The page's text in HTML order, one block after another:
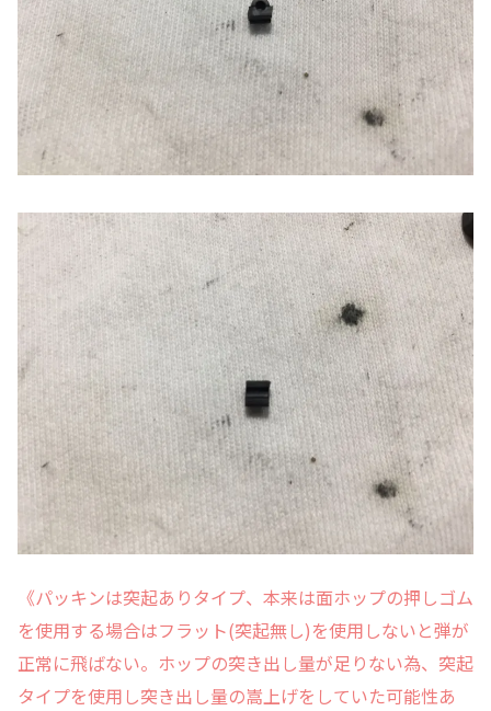
《パッキンは突起ありタイプ、本来は面ホップの押しゴム
を使用する場合はフラット(突起無し)を使用しないと弾が
正常に飛ばない。 ホップの突き出し量が足りない為、突起
タイプを使用し突き出し量の嵩上げをしていた可能性あ